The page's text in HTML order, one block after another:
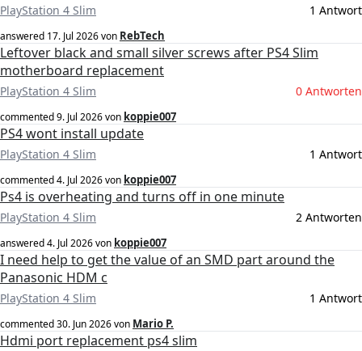
PlayStation 4 Slim 1 Antwort
answered 17. Jul 2026von RebTech
Leftover black and small silver screws after PS4 Slim
motherboard replacement
PlayStation 4 Slim 0 Antworten
commented9. Jul 2026von koppie007
PS4 wont install update
PlayStation 4 Slim 1 Antwort
commented4. Jul 2026von koppie007
Ps4 is overheating and turns off in one minute
PlayStation 4 Slim 2 Antworten
answered4. Jul 2026von koppie007
I need help to get the value of an SMD part around the
Panasonic HDM c
PlayStation 4 Slim 1 Antwort
commented30. Jun 2026von Mario P.
Hdmi port replacement ps4 slim